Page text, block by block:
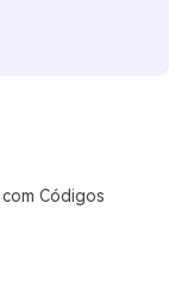
Códigos